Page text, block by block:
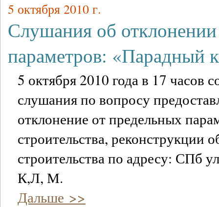
5 октября 2010 г.
Слушания об
параметров: «Парадный
5 октября 2010 года в 17 часов
слушания по вопросу
отклонение от предельных
строительства, реконструкции
строительства по адресу: СПб
К,Л, М.
Дальше >>